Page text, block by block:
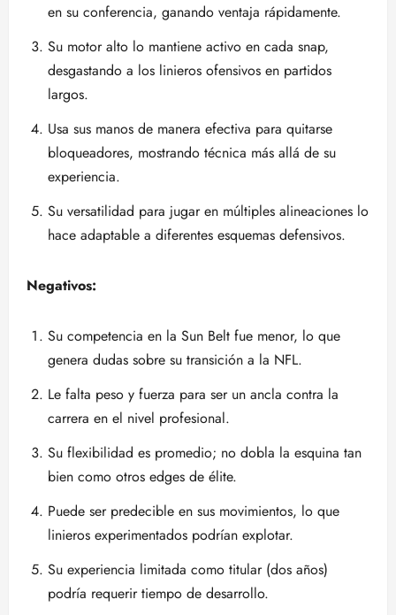
en su conferencia, ganando ventaja rápidamente.
Su motor alto lo mantiene activo en cada snap,
desgastando a los linieros ofensivos en partidos
largos.
Usa sus manos de manera efectiva para quitarse
bloqueadores, mostrando técnica más allá de su
experiencia.
Su versatilidad para jugar en múltiples alineaciones lo
hace adaptable a diferentes esquemas defensivos.
Negativos:
Su competencia en la Sun Belt fue menor, lo que
genera dudas sobre su transición a la NFL.
Le falta peso y fuerza para ser un ancla contra la
carrera en el nivel profesional.
Su flexibilidad es promedio; no dobla la esquina tan
bien como otros edges de élite.
Puede ser predecible en sus movimientos, lo que
linieros experimentados podrían explotar.
Su experiencia limitada como titular (dos años)
podría requerir tiempo de desarrollo.